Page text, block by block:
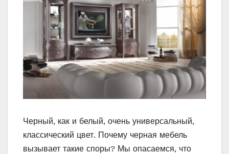
Черный, как и белый, очень универсальный,
классический цвет. Почему черная мебель
вызывает такие споры? Мы опасаемся, что